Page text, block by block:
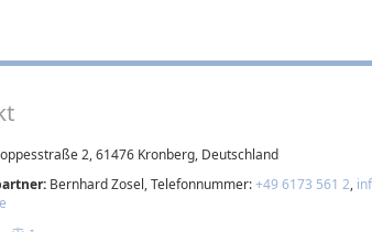
2, 61476 Kronberg, Deutschland
Bernhard Zosel, Telefonnummer:+49 6173 561 2,